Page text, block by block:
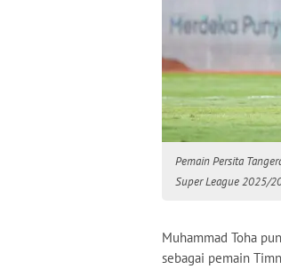
Pemain Persita
Super League 2025/
Muhammad Toha
sebagai pemain